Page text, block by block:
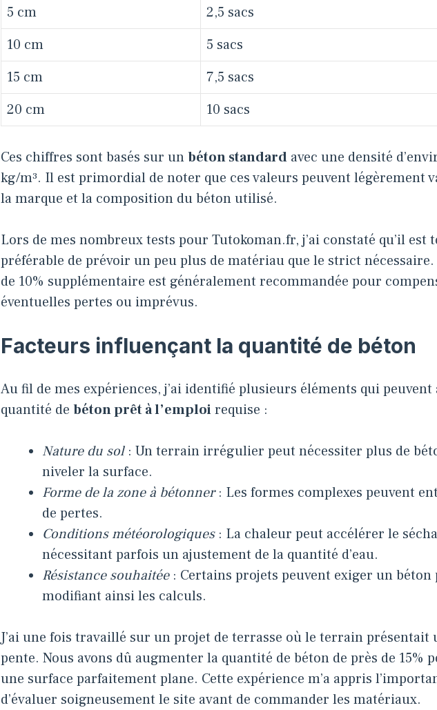
5 cm
2,5 sacs
10 cm
5 sacs
15 cm
7,5 sacs
20 cm
10 sacs
Ces chiffres sont basés sur unbéton standard avec une densité
kg/m³. Il est primordial de noter que ces valeurs peuvent légèrement
la marque et la composition du béton utilisé.
Lors de mes nombreux tests pour Tutokoman.fr, j’ai constaté qu’il est
préférable de prévoir un peu plus de matériau que le strict nécessaire.
de 10% supplémentaire est généralement recommandée pour
éventuelles pertes ou imprévus.
Facteurs influençant la quantité de béton
Au fil de mes expériences, j’ai identifié plusieurs éléments qui
quantité de béton prêt à l’emploirequise :
Nature du sol: Un terrain irrégulier peut nécessiter plus de
niveler la surface.
Forme de la zone à bétonner: Les formes complexes peuvent
de pertes.
Conditions météorologiques: La chaleur peut accélérer le
nécessitant parfois un ajustement de la quantité d’eau.
Résistance souhaitée: Certains projets peuvent exiger un béton
modifiant ainsi les calculs.
J’ai une fois travaillé sur un projet de terrasse où le terrain présentait
pente. Nous avons dû augmenter la quantité de béton de près de 15%
une surface parfaitement plane. Cette expérience m’a appris
d’évaluer soigneusement le site avant de commander les matériaux.